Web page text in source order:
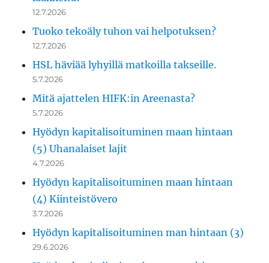
12.7.2026
Tuoko tekoäly tuhon vai helpotuksen?
12.7.2026
HSL häviää lyhyillä matkoilla takseille.
5.7.2026
Mitä ajattelen HIFK:in Areenasta?
5.7.2026
Hyödyn kapitalisoituminen maan hintaan
(5) Uhanalaiset lajit
4.7.2026
Hyödyn kapitalisoituminen maan hintaan
(4) Kiinteistövero
3.7.2026
Hyödyn kapitalisoituminen man hintaan (3)
29.6.2026